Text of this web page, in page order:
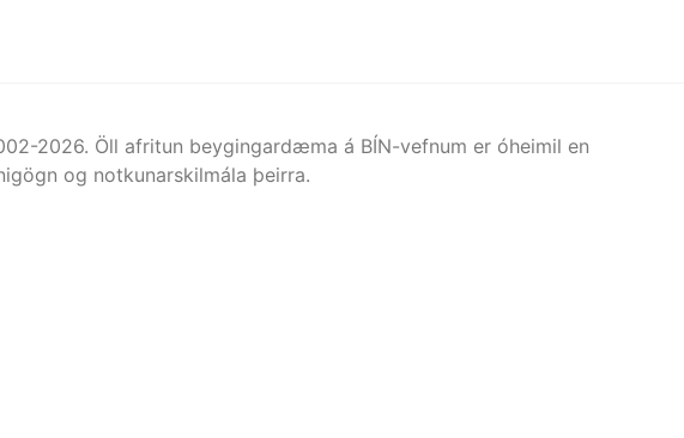
2026. Öll afritun beygingardæma á BÍN-vefnum er óheimil en
og notkunarskilmála þeirra.